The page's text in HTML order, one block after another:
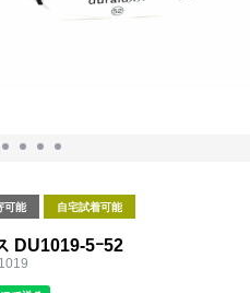
可能 自宅試着可能
DU1019-5ｰ52